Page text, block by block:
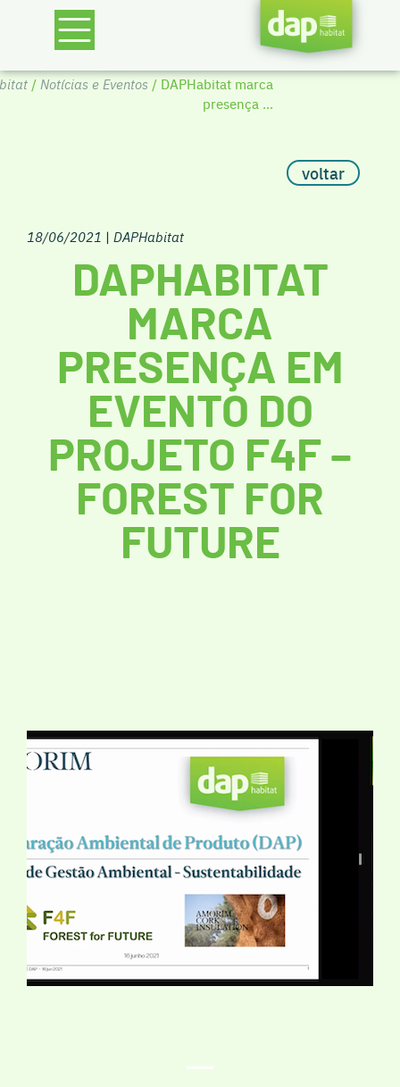
/ Notícias e Eventos / DAPHabitat marca
presença ...
voltar
18/06/2021 | DAPHabitat
DAPHABITAT
MARCA
PRESENÇA EM
EVENTO DO
PROJETO F4F –
FOREST FOR
FUTURE